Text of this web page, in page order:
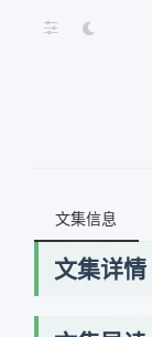
文集信息
文集详情